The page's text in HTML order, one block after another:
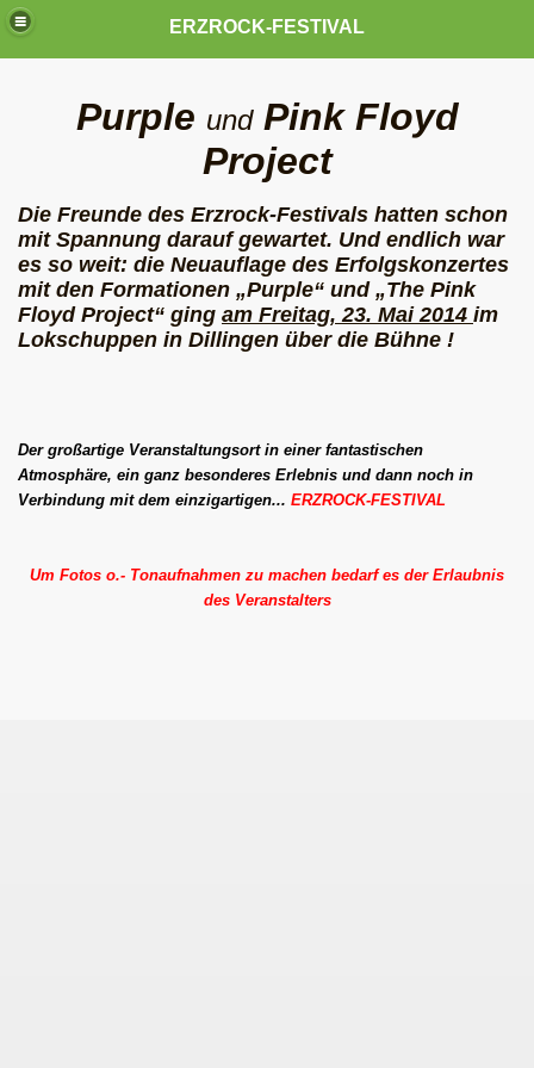
ERZROCK-FESTIVAL
Purple und Pink Floyd
Project
Die Freunde des Erzrock-Festivals hatten schon
mit Spannung darauf gewartet. Und endlich war
es so weit: die Neuauflage des Erfolgskonzertes
mit den Formationen „Purple“ und „The Pink
Floyd Project“ ging am Freitag, 23. Mai 2014 im
Lokschuppen in Dillingen über die Bühne !
Der großartige Veranstaltungsort in einer fantastischen
Atmosphäre, ein ganz besonderes Erlebnis und dann noch in
Verbindung mit dem einzigartigen... ERZROCK-FESTIVAL
Um Fotos o.- Tonaufnahmen zu machen bedarf es der Erlaubnis
des Veranstalters